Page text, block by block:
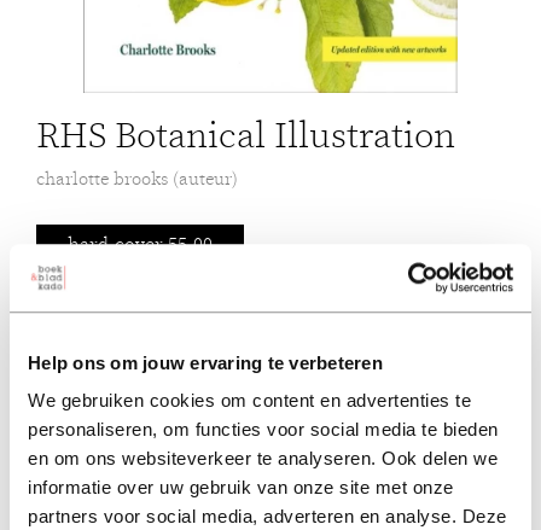
Help ons om jouw ervaring te verbeteren
We gebruiken cookies om content en advertenties te
personaliseren, om functies voor social media te bieden
en om ons websiteverkeer te analyseren. Ook delen we
informatie over uw gebruik van onze site met onze
partners voor social media, adverteren en analyse. Deze
RHS Botanical Illustration
charlotte brooks (auteur)
hard-cover 55,00
55,00
in winkelmand
Een eerbetoon aan ’s werelds beste botanische
kunstenaars, die bekroond zijn met het prestigieuze RHS